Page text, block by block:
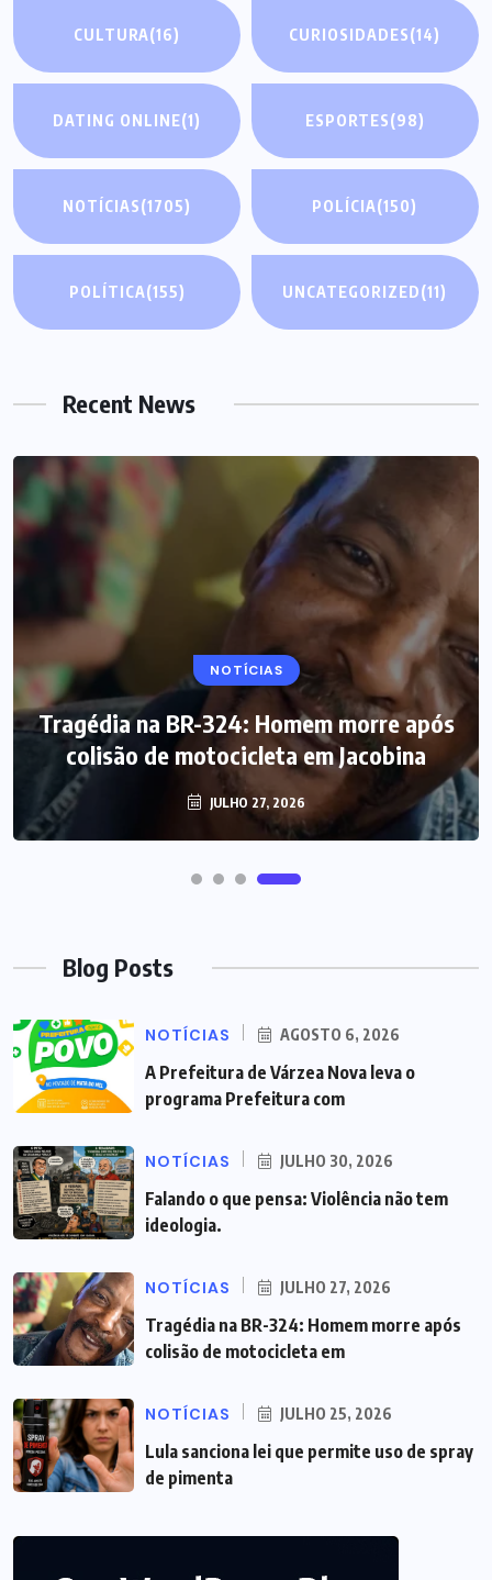
CULTURA(16) CURIOSIDADES(14)
DATING ONLINE(1) ESPORTES(98)
NOTÍCIAS(1705) POLÍCIA(150)
POLÍTICA(155) UNCATEGORIZED(11)
Recent News
NOTÍCIAS
Tragédia na BR-324: Homem morre após
colisão de motocicleta em Jacobina
JULHO 27, 2026
Blog Posts
NOTÍCIAS AGOSTO 6, 2026
A Prefeitura de Várzea Nova leva o
programa Prefeitura com
NOTÍCIAS JULHO 30, 2026
Falando o que pensa: Violência não tem
ideologia.
NOTÍCIAS JULHO 27, 2026
Tragédia na BR-324: Homem morre após
colisão de motocicleta em
NOTÍCIAS JULHO 25, 2026
Lula sanciona lei que permite uso de spray
de pimenta